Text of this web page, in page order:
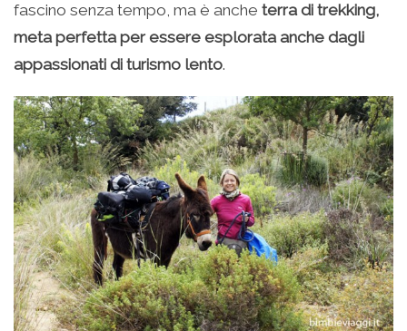
fascino senza tempo, ma è anche terra di trekking,
meta perfetta per essere esplorata anche dagli
appassionati di turismo lento.